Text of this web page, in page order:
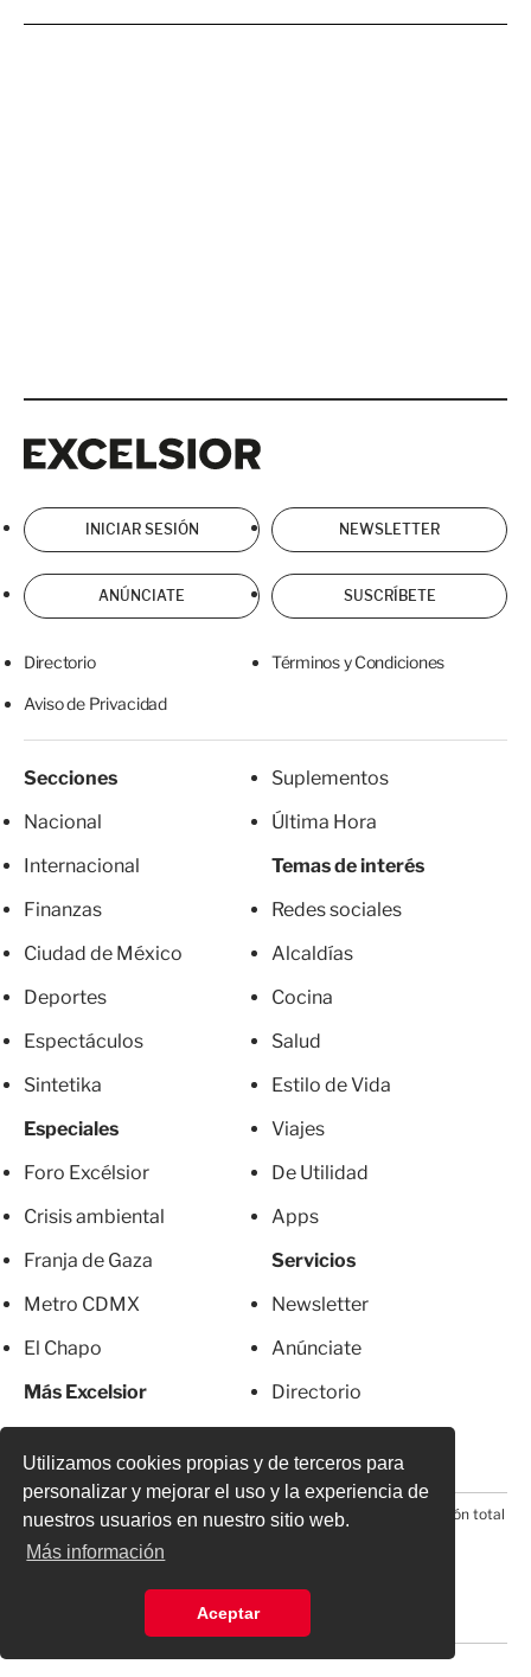
Utilizamos cookies propias y de terceros para
personalizar y mejorar el uso y la experiencia de
nuestros usuarios en nuestro sitio web.
Más información
Aceptar
INICIAR SESIÓN NEWSLETTER
ANÚNCIATE SUSCRÍBETE
Directorio Términos y Condiciones
Aviso de Privacidad
Secciones
Nacional
Internacional
Finanzas
Ciudad de México
Deportes
Espectáculos
Sintetika
Especiales
Foro Excélsior
Crisis ambiental
Franja de Gaza
Metro CDMX
El Chapo
Más Excelsior
Suplementos
Última Hora
Temas de interés
Redes sociales
Alcaldías
Cocina
Salud
Estilo de Vida
Viajes
De Utilidad
Apps
Servicios
Newsletter
Anúnciate
Directorio
© 2026 Todos los derechos reservados. Prohibida la reproducción total
o parcial, incluyendo cualquier medio electrónico*